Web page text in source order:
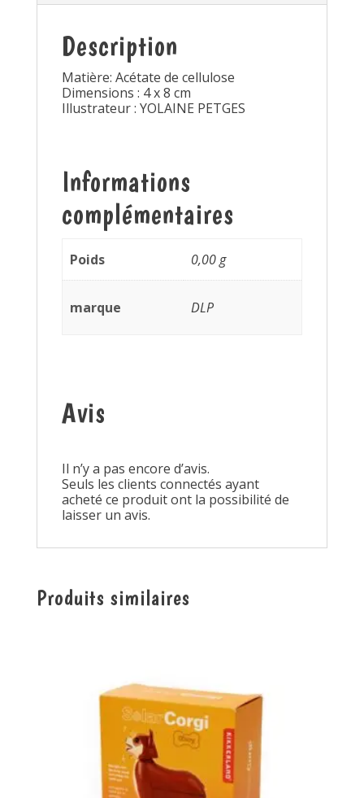
Description
Matière: Acétate de cellulose
Dimensions : 4 x 8 cm
Illustrateur : YOLAINE PETGES
Informations
complémentaires
Poids 0,00 g
marque DLP
Avis
Il n’y a pas encore d’avis.
Seuls les clients connectés ayant
acheté ce produit ont la possibilité de
laisser un avis.
Produits similaires